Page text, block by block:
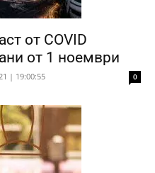
от COVID
от 1 ноември
| 19:00:55 0